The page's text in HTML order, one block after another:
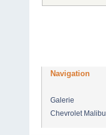
Navigation
Galerie
Chevrolet Malibu